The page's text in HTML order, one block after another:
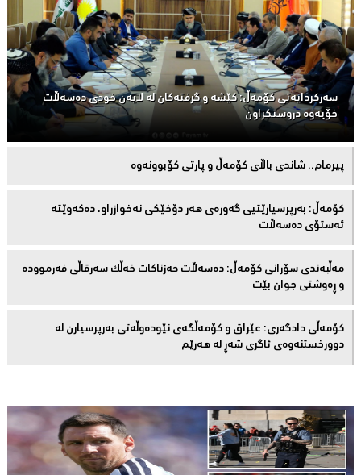
سەركردایەتی كۆمەڵ: كێشە و گرفتەكان لە لایەن خودی دەسەڵات
خۆیەوە دروستكراون
پیرمام.. شاندی باڵای كۆمه‌ڵ و پارتی كۆبوونه‌وه‌
كۆمەڵ: بەرپرسیارێتیی گەورەی هەر دۆخێکی نەخوازراو، دەكەوێتە
ئەستۆی دەسەڵات
مەڵبەندى سۆرانى کۆمەڵ: دەسەڵات حەزناکات خەڵک سەرقاڵى فەرموودە
و ڕەوشتى جوان بێت
کۆمەڵى دادگەرى: عێراق و كۆمەڵگەی نێودەوڵەتی بەرپرسیارن لە
دوورخستنەوەى ئاگری شەڕ لە هەرێم